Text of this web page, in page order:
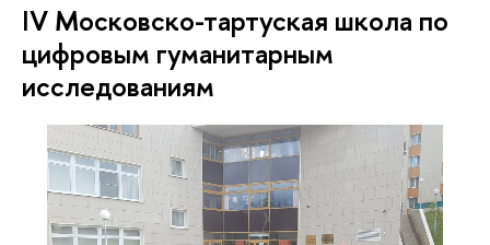
IV Московско-тартуская школа по
цифровым гуманитарным
исследованиям